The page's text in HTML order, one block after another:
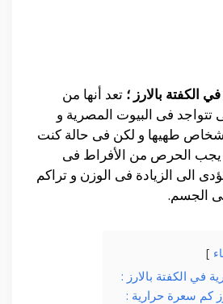
الكفتة بالارز ؛ تعد أنها من
تتواجد فى البيوت المصرية و
طهيها و لكن فى حالة كنت
يجب الحرص من الأفراط فى
تؤدى الى الزيادة فى الوزن و تراكم
الجسم.
في الكفتة بالارز :
كم سعرة حرارية :